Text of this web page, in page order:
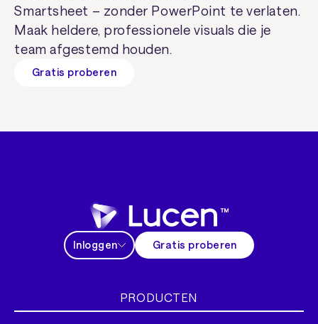
Smartsheet – zonder PowerPoint te verlaten.
Maak heldere, professionele visuals die je
team afgestemd houden.
Gratis proberen
Inloggen Gratis proberen
PRODUCTEN